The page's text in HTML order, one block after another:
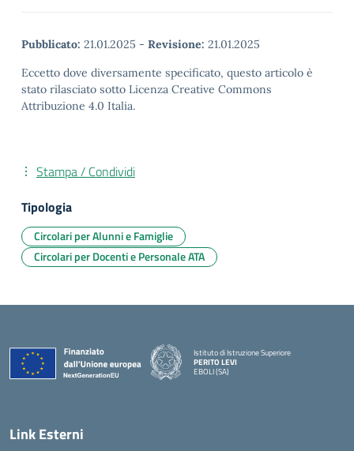
Pubblicato: 21.01.2025 - Revisione: 21.01.2025
Eccetto dove diversamente specificato, questo articolo è
stato rilasciato sotto Licenza Creative Commons
Attribuzione 4.0 Italia.
Stampa / Condividi
Tipologia
Circolari per Alunni e Famiglie
Circolari per Docenti e Personale ATA
Istituto di Istruzione Superiore
PERITO LEVI
EBOLI (SA)
Link Esterni